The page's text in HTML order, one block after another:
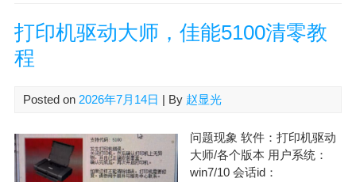
打印机驱动大师，佳能5100清零教
程
Posted on 2026年7月14日 | By 赵显光
问题现象 软件：打印机驱动
大师/各个版本 用户系统：
win7/10 会话id：